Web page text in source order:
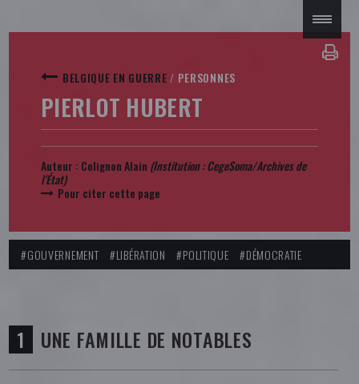
BELGIQUE EN GUERRE / PERSONNES
PIERLOT HUBERT
Auteur : Colignon Alain (Institution : CegeSoma/Archives de
l'État)
Pour citer cette page
#GOUVERNEMENT #LIBÉRATION #POLITIQUE #DÉMOCRATIE
UNE FAMILLE DE NOTABLES